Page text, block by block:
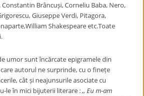
Brâncuși, Corneliu Baba, Nero,
Giuseppe Verdi, Pitagora,
Shakespeare etc.Toate
sunt încărcate epigramele din
autorul ne surprinde, cu o finețe
cât și neajunsurile asociate cu
le în mici bijuterii literare :,, Eu m-am